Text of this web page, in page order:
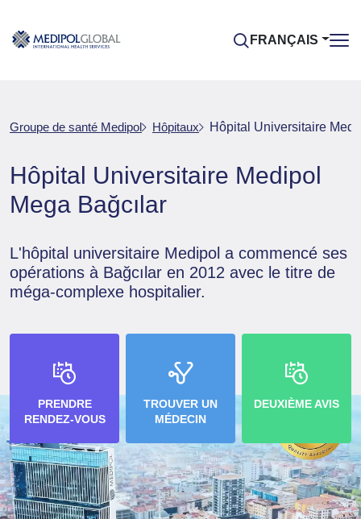
FRANÇAIS
Groupe de santé Medipol Hôpitaux Hôpital Universitaire
Hôpital Universitaire Medipol
Mega Bağcılar
L'hôpital universitaire Medipol a commencé ses
opérations à Bağcılar en 2012 avec le titre de
méga-complexe hospitalier.
PRENDRE
RENDEZ-VOUS
TROUVER UN
MÉDECIN
DEUXIÈME AVIS